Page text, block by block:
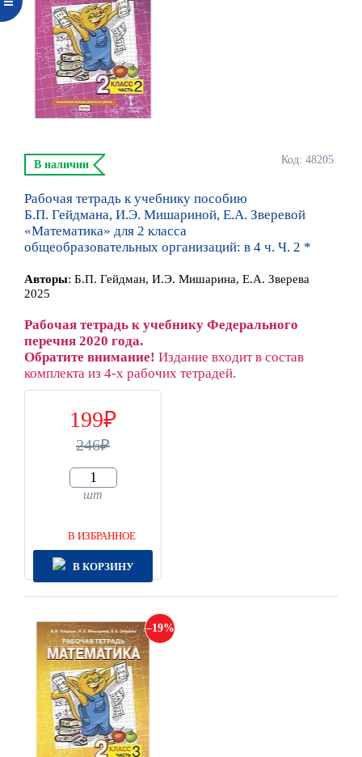
Код: 48205
В наличии
Рабочая тетрадь к учебнику пособию
Б.П. Гейдмана, И.Э. Мишариной, Е.А. Зверевой
«Математика» для 2 класса
общеобразовательных организаций: в 4 ч. Ч. 2 *
Авторы: Б.П. Гейдман, И.Э. Мишарина, Е.А. Зверева
2025
Рабочая тетрадь к учебнику Федерального
перечня 2020 года.
Обратите внимание! Издание входит в состав
комплекта из 4-х рабочих тетрадей.
199
246
шт
В ИЗБРАННОЕ
В КОРЗИНУ
19